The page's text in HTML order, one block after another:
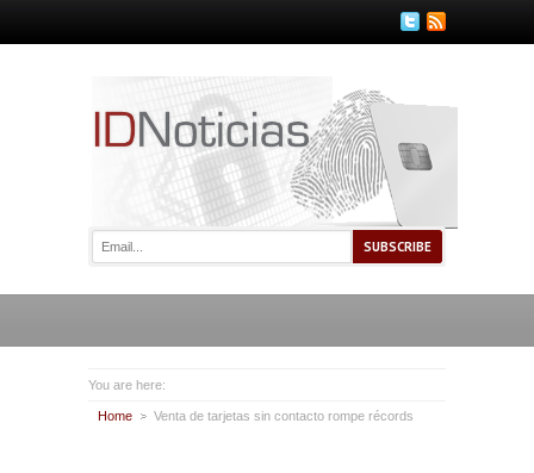
You are here:
Home Venta de tarjetas sin contacto rompe récords